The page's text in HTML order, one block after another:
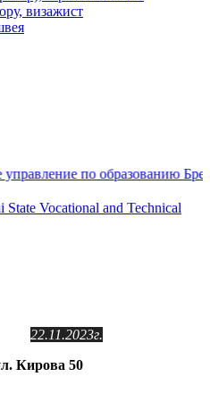
визажист
22.11.2023г.
Кирова 50